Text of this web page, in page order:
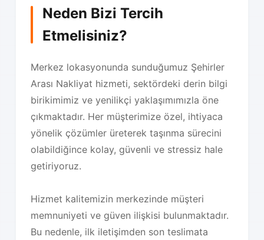
Neden Bizi Tercih
Etmelisiniz?
Merkez lokasyonunda sunduğumuz Şehirler
Arası Nakliyat hizmeti, sektördeki derin bilgi
birikimimiz ve yenilikçi yaklaşımımızla öne
çıkmaktadır. Her müşterimize özel, ihtiyaca
yönelik çözümler üreterek taşınma sürecini
olabildiğince kolay, güvenli ve stressiz hale
getiriyoruz.
Hizmet kalitemizin merkezinde müşteri
memnuniyeti ve güven ilişkisi bulunmaktadır.
Bu nedenle, ilk iletişimden son teslimata